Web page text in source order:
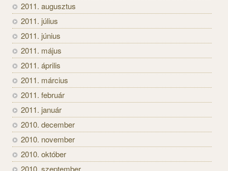
2011. augusztus
2011. július
2011. június
2011. május
2011. április
2011. március
2011. február
2011. január
2010. december
2010. november
2010. október
2010. szeptember